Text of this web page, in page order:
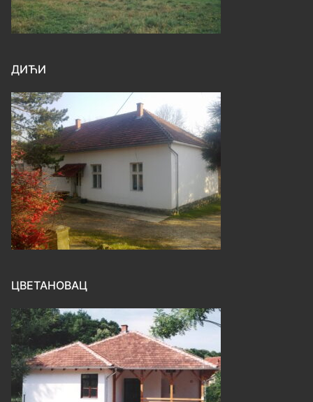
ДИЋИ
ЦВЕТАНОВАЦ